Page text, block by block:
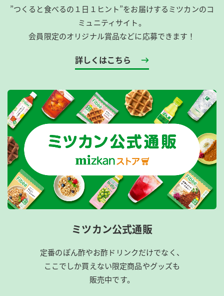
”つくると食べるの１日１ヒント”をお届けするミツカンのコ
ミュニティサイト。
会員限定のオリジナル賞品などに応募できます！
詳しくはこちら
ミツカン公式通販
定番のぽん酢やお酢ドリンクだけでなく、
ここでしか買えない限定商品やグッズも
販売中です。